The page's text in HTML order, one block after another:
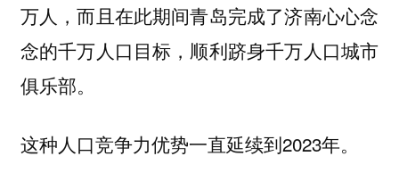
万人，而且在此期间青岛完成了济南心心念
念的千万人口目标，顺利跻身千万人口城市
俱乐部。
这种人口竞争力优势一直延续到2023年。